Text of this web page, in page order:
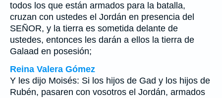
todos los que están armados para la batalla,
cruzan con ustedes el Jordán en presencia del
SEÑOR, y la tierra es sometida delante de
ustedes, entonces les darán a ellos la tierra de
Galaad en posesión;
Reina Valera Gómez
Y les dijo Moisés: Si los hijos de Gad y los hijos de
Rubén, pasaren con vosotros el Jordán, armados